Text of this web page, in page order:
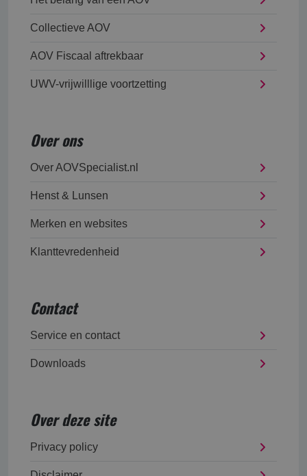
Collectieve AOV
AOV Fiscaal aftrekbaar
UWV-vrijwilllige voortzetting
Over ons
Over AOVSpecialist.nl
Henst & Lunsen
Merken en websites
Klanttevredenheid
Contact
Service en contact
Downloads
Over deze site
Privacy policy